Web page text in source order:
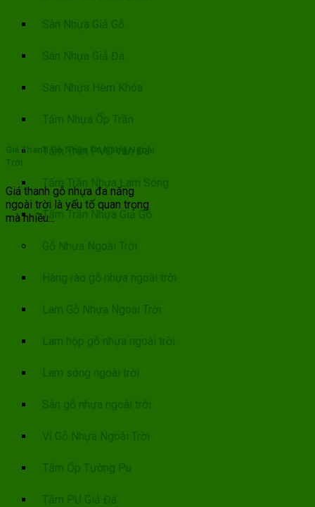
Sàn Nhựa Giả Gỗ
Sàn Nhựa Giả Đá
Sàn Nhựa Hèm Khóa
Tấm Nhựa Ốp Trần
Tấm Trần PVC Vân Đá
Tấm Trần Nhựa Lam Sóng
Tấm Trần Nhựa Giả Gỗ
Gỗ Nhựa Ngoài Trời
Hàng rào gỗ nhựa ngoài trời
Lam Gỗ Nhựa Ngoài Trời
Lam hộp gỗ nhựa ngoài trời
Lam sóng ngoài trời
Sàn gỗ nhựa ngoài trời
Vỉ Gỗ Nhựa Ngoài Trời
Tấm Ốp Tường Pu
Tấm PU Giả Đá
Giá Thanh Gỗ Nhựa Đa Năng Ngoài
Trời
Giá thanh gỗ nhựa đa năng
ngoài trời là yếu tố quan trọng
mà nhiều...